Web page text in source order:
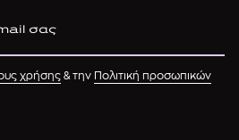
χρήσης & την Πολιτική προσωπικών